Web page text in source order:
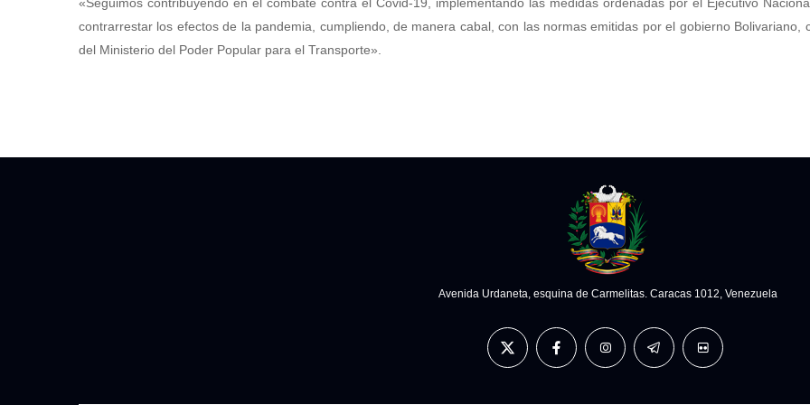
contrarrestar los efectos de la pandemia, cumpliendo, de manera cabal, con las normas emitidas por el gobierno Bolivariano,
del Ministerio del Poder Popular para el Transporte».
Avenida Urdaneta, esquina de Carmelitas. Caracas 1012, Venezuela